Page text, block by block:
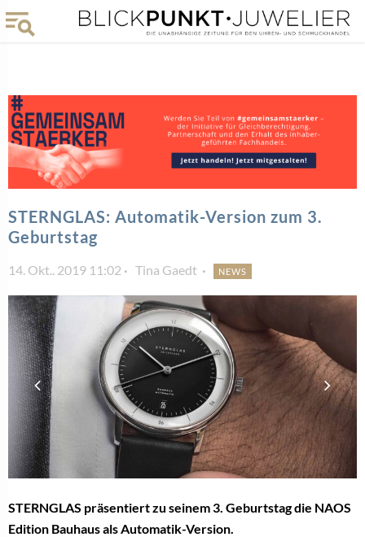
STERNGLAS: Automatik-Version zum 3.
Geburtstag
14. Okt.. 2019 11:02 Tina Gaedt NEWS
STERNGLAS präsentiert zu seinem 3. Geburtstag die NAOS
Edition Bauhaus als Automatik-Version.